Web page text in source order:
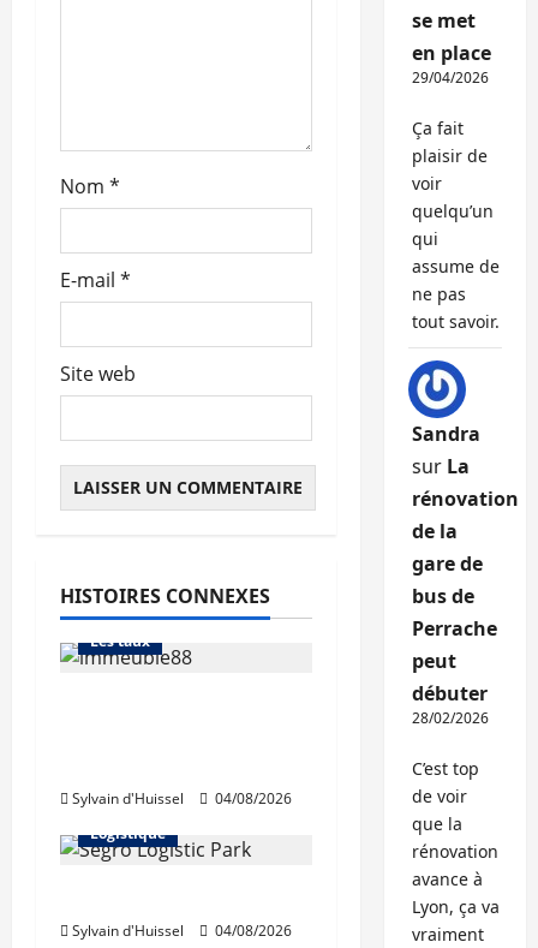
l
Nom *
E-mail *
Site web
HISTOIRES CONNEXES
L'avis des courtiers
Les taux
Sylvain d'Huissel 04/08/2026
Immo d'entreprise
Logistique
Sylvain d'Huissel 04/08/2026
Abonnés
Bureaux
se met
en place
29/04/2026
Ça fait
plaisir de
voir
quelqu’un
qui
assume de
ne pas
tout savoir.
Sandra
sur La
rénovation
de la
gare de
bus de
Perrache
peut
débuter
28/02/2026
C’est top
de voir
que la
rénovation
avance à
Lyon, ça va
vraiment